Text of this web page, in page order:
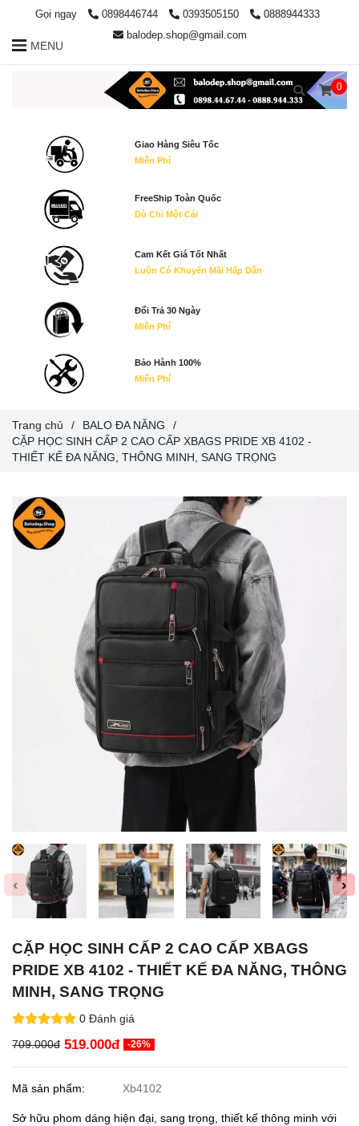
‹ ›
CẶP HỌC SINH CẤP 2 CAO CẤP XBAGS
PRIDE XB 4102 - THIẾT KẾ ĐA NĂNG, THÔNG
MINH, SANG TRỌNG
0 Đánh giá
709.000đ 519.000đ -26%
Mã sản phẩm: Xb4102
Sở hữu phom dáng hiện đại, sang trọng, thiết kế thông minh với
Trang chủ / BALO ĐA NĂNG
/
CẶP HỌC SINH CẤP 2 CAO CẤP XBAGS PRIDE XB 4102 -
THIẾT KẾ ĐA NĂNG, THÔNG MINH, SANG TRỌNG
Gọi ngay 0898446744 0393505150
0888944333
balodep.shop@gmail.com
MENU
0
Giao Hàng Siêu Tốc
Miễn Phí
FreeShip Toàn Quốc
Dù Chỉ Một Cái
Cam Kết Giá Tốt Nhất
Luôn Có Khuyến Mãi Hấp Dẫn
Đổi Trả 30 Ngày
Miễn Phí
Bảo Hành 100%
Miễn Phí